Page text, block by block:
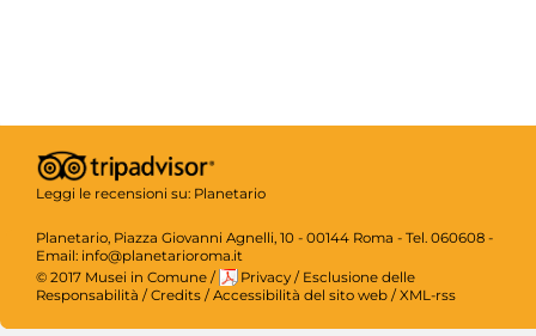
Leggi le recensioni su: Planetario
Planetario, Piazza Giovanni Agnelli, 10 - 00144 Roma - Tel. 060608 -
Email: info@planetarioroma.it
© 2017 Musei in Comune / Privacy / Esclusione delle
Responsabilità / Credits / Accessibilità del sito web / XML-rss